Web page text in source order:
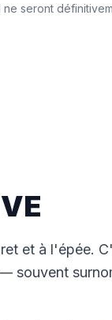
ne seront
et à l'épée.
souvent